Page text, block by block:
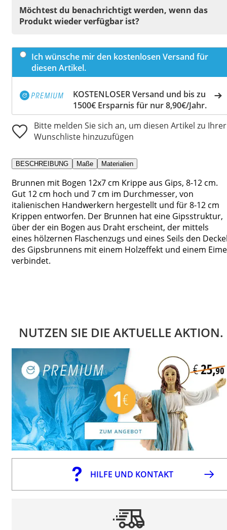
Möchtest du benachrichtigt werden, wenn das
Produkt wieder verfügbar ist?
Ich wünsche mir den kostenlosen Versand für
diesen Artikel.
KOSTENLOSER Versand und bis zu
1500€ Ersparnis für nur 8,90€/Jahr.
Bitte melden Sie sich an, um diesen Artikel zu Ihrer
Wunschliste hinzuzufügen
BESCHREIBUNG Maße Materialien
Brunnen mit Bogen 12x7 cm Krippe aus Gips, 8-12 cm.
Gut 12 cm hoch und 7 cm im Durchmesser, von
italienischen Handwerkern hergestellt und für 8-12 cm
Krippen entworfen. Der Brunnen hat eine Gipsstruktur,
über der ein Bogen aus Draht erscheint, der mittels
eines hölzernen Flaschenzugs und eines Seils den
des Gipsbrunnens mit einem Holzeffekt und einem
verbindet.
NUTZEN SIE DIE AKTUELLE AKTION.
HILFE UND KONTAKT